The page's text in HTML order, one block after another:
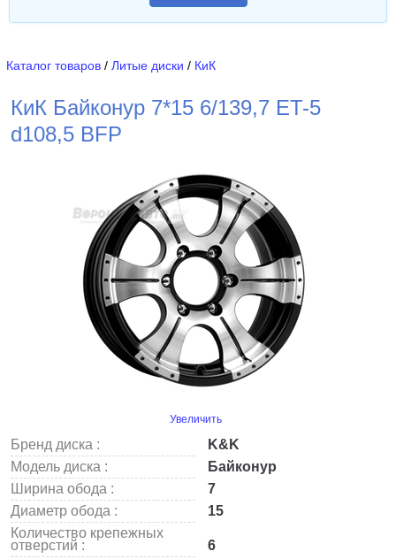
Каталог товаров / Литые диски / КиК
КиК Байконур 7*15 6/139,7 ET-5
d108,5 BFP
Увеличить
Бренд диска :
K&K
Модель диска :
Байконур
Ширина обода :
7
Диаметр обода :
15
Количество крепежных
отверстий :
6